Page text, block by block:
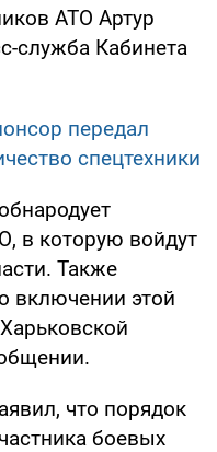
АТО Артур
служба Кабинета
передал
спецтехники
в которую войдут
Также
включении этой
что порядок
боевых